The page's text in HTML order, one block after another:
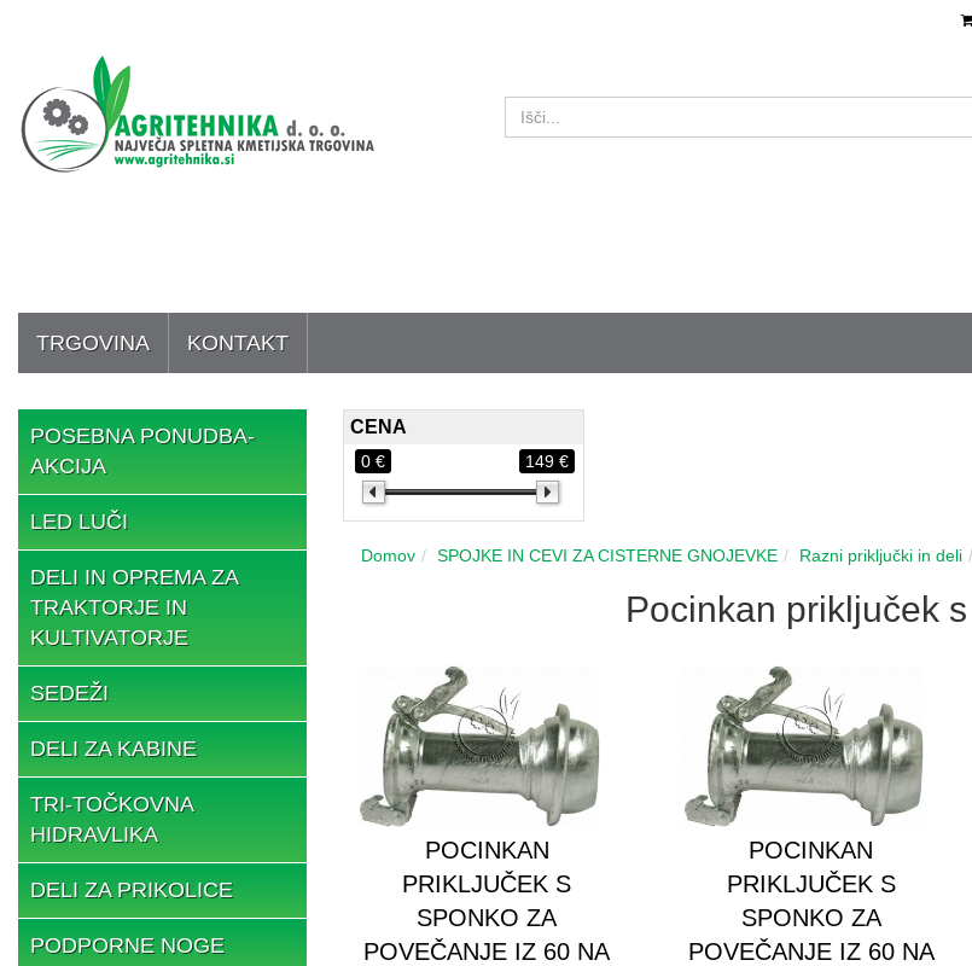
TRGOVINA KONTAKT
POSEBNA PONUDBA-
AKCIJA
LED LUČI
DELI IN OPREMA ZA
TRAKTORJE IN
KULTIVATORJE
SEDEŽI
DELI ZA KABINE
TRI-TOČKOVNA
HIDRAVLIKA
DELI ZA PRIKOLICE
PODPORNE NOGE
CENA
0 € 149 €
Domov SPOJKE IN CEVI ZA CISTERNE GNOJEVKE Razni priključki in deli
Pocinkan priključek
POCINKAN
PRIKLJUČEK S
SPONKO ZA
POVEČANJE IZ 60 NA
POCINKAN
PRIKLJUČEK S
SPONKO ZA
POVEČANJE IZ 60 NA